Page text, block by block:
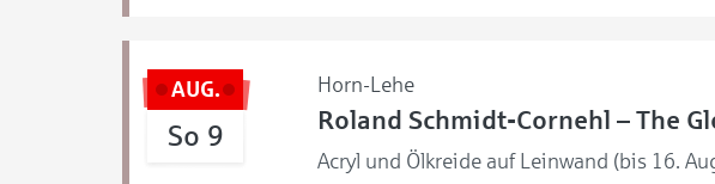
AUG.
So 9
Horn-Lehe
Roland Schmidt-Cornehl – The
Acryl und Ölkreide auf Leinwand (bis 16.